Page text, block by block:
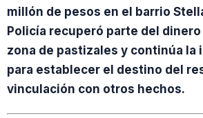
millón de pesos en el barrio
Policía recuperó parte del
zona de pastizales y continúa la
para establecer el destino del
vinculación con otros hechos.